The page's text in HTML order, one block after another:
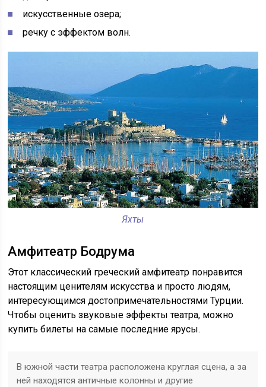
искусственные озера;
речку с эффектом волн.
Яхты
Амфитеатр Бодрума
Этот классический греческий амфитеатр понравится
настоящим ценителям искусства и просто людям,
интересующимся достопримечательностями Турции.
Чтобы оценить звуковые эффекты театра, можно
купить билеты на самые последние ярусы.
В южной части театра расположена круглая сцена, а за
ней находятся античные колонны и другие